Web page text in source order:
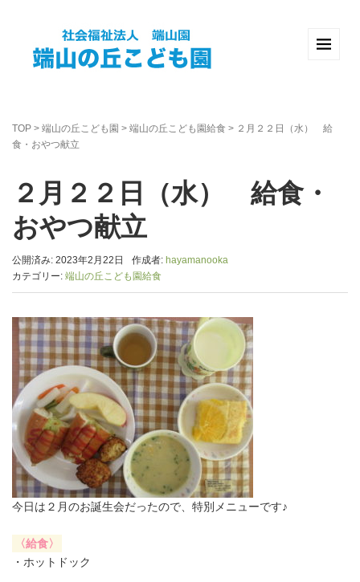
TOP > 端山の丘こども園 > 端山の丘こども園給食 > ２月２２日（水） 給
食・おやつ献立
２月２２日（水） 給食・
おやつ献立
公開済み: 2023年2月22日 作成者: hayamanooka
カテゴリー: 端山の丘こども園給食
今日は２月のお誕生会だったので、特別メニューです♪
〈給食〉
・ホットドック